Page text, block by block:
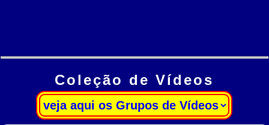
Coleção de Vídeos